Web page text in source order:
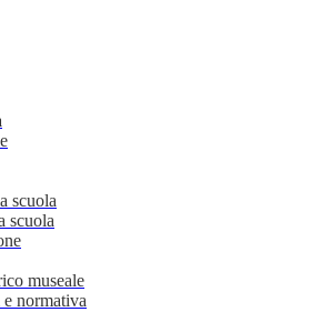
scuola
scuola
museale
normativa